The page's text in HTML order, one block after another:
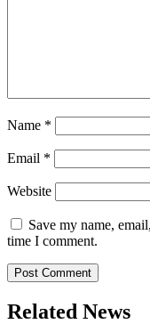
Name *
Email *
Website
Save my name,
time I comment.
Related News